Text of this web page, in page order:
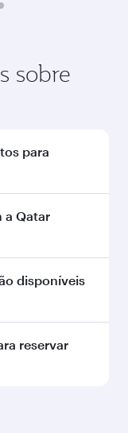
sobre
para
diretos para
inicial
a Qatar
Madrid com a
via Doha a
disponíveis
aérea que
reservar